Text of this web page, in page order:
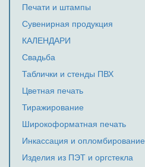
Печати и штампы
Сувенирная продукция
КАЛЕНДАРИ
Свадьба
Таблички и стенды ПВХ
Цветная печать
Тиражирование
Широкоформатная печать
Инкассация и опломбирование
Изделия из ПЭТ и оргстекла